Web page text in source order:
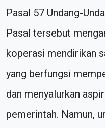
Pasal 57 Undang-
Pasal tersebut
koperasi mendirikan
yang berfungsi
dan menyalurkan
pemerintah. Namun,